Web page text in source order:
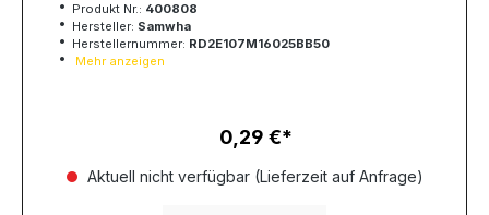
Produkt Nr.: 400808
Hersteller: Samwha
Herstellernummer: RD2E107M16025BB50
Mehr anzeigen
Regulärer Preis:
0,29 €
Aktuell nicht verfügbar (Lieferzeit auf Anfrage)